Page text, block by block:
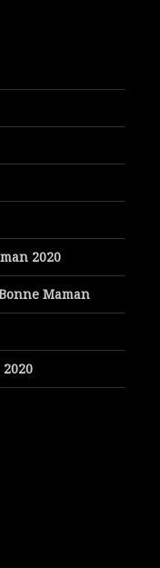
2020
Maman